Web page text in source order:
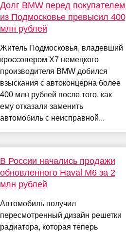
Долг BMW перед покупателем
из Подмосковье превысил 400
млн рублей
Житель Подмосковья, владевший
кроссовером X7 немецкого
производителя BMW добился
взыскания с автоконцерна более
400 млн рублей после того, как
ему отказали заменить
автомобиль с неисправной...
В России начались продажи
обновленного Haval M6 за 2
млн рублей
Автомобиль получил
пересмотренный дизайн решетки
радиатора, которая теперь